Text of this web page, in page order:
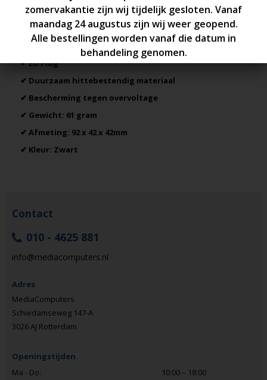
Eigenschappen:
✔ Input: AC100-240V 50/60Hz 0.6A
✔ Output: 5V / 3.4A 17W
✔ EU Plug
✔ Duurzaam hittebestendig materiaal
✔ Bescherming tegen overvoltage
✔ Gewicht: 61 gram
✔ Afmeting: 92 x 42 x 42mm
✔ Kleur: Zwart
Contact
010 - 4625 881
info@mediacomputers.nl
Adres
MediaComputers
Schiedamseweg 147-A
3026 AJ Rotterdam
Openingstijden
Ma - Do:
10:00 – 18:00